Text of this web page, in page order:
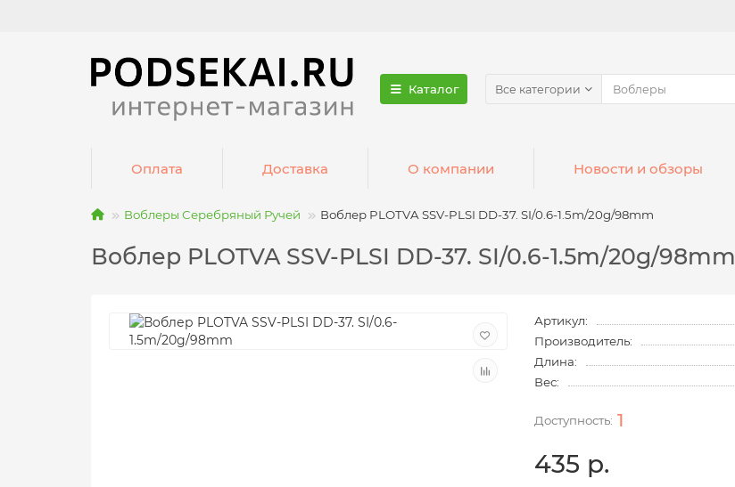
Каталог Все категории
Оплата Доставка О компании Новости и обзоры
Воблеры Серебряный Ручей Воблер PLOTVA SSV-PLSI DD-37. SI/0.6-1.5m/20g/98mm
Воблер PLOTVA SSV-PLSI DD-37. SI/0.6-1.5m/20g/98mm
Артикул:
Производитель:
Длина:
Вес:
1
435 р.